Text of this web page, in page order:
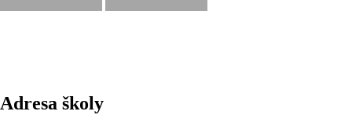
Adresa školy